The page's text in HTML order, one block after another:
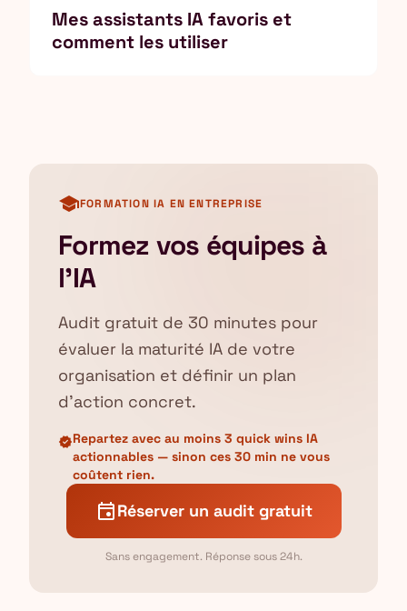
Mes assistants IA favoris et
comment les utiliser
schoolFORMATION IA EN ENTREPRISE
Formez vos équipes à
l'IA
Audit gratuit de 30 minutes pour
évaluer la maturité IA de votre
organisation et définir un plan
d'action concret.
verifiedRepartez avec au moins 3 quick wins IA
actionnables — sinon ces 30 min ne vous
coûtent rien.
eventRéserver un audit gratuit
Sans engagement. Réponse sous 24h.